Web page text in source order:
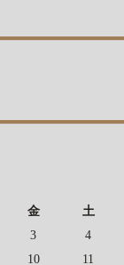
金
土
3
4
10 11